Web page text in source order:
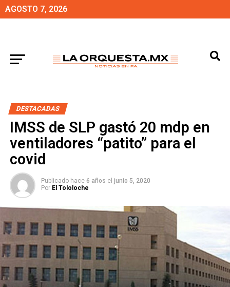
AGOSTO 7, 2026
DESTACADAS
IMSS de SLP gastó 20 mdp en
ventiladores “patito” para el
covid
Publicado hace 6 años el junio 5, 2020
Por El Tololoche